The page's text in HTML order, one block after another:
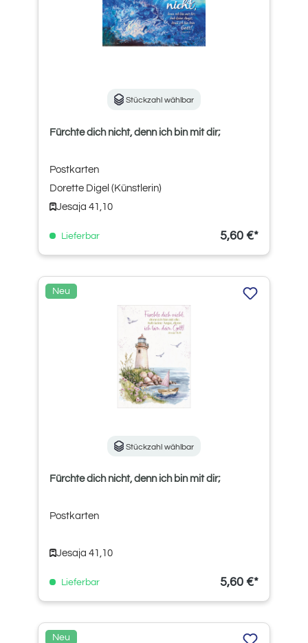
Stückzahl wählbar
Fürchte dich nicht, denn ich bin mit dir;
Postkarten
Dorette Digel (Künstlerin)
Jesaja 41,10
Lieferbar 5,60 €*
Neu
Stückzahl wählbar
Fürchte dich nicht, denn ich bin mit dir;
Postkarten
Jesaja 41,10
Lieferbar 5,60 €*
Neu